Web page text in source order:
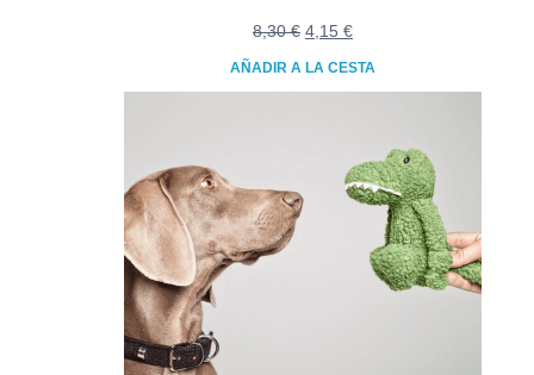
8,30€ El
4,15 €El
AÑADIR A LA CESTA